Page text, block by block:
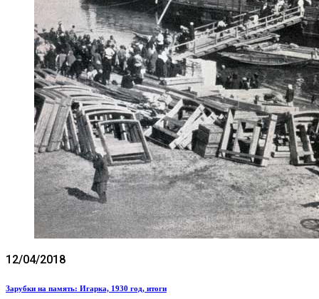
12/04/2018
Зарубки на память: Игарка, 1930 год, итоги